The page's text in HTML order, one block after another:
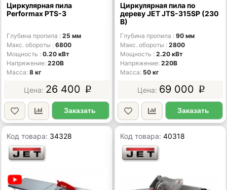
Циркулярная пила
Performax PTS-3
Глубина пропила
25 мм
Макс. обороты
6800
Мощность
0.20 кВт
Напряжение 220В
Масса 8 кг
26 400 p
Заказать
Циркулярная пила по
дереву JET JTS-315SP (230
В)
Глубина пропила
90 мм
Макс. обороты
2800
Мощность
2.20 кВт
Напряжение 220В
Масса 50 кг
69 000 p
Заказать
Код товара: 34328 Код товара:40318